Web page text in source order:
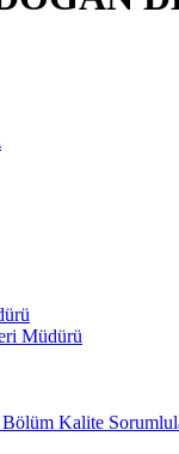
Müdürü
Kalite